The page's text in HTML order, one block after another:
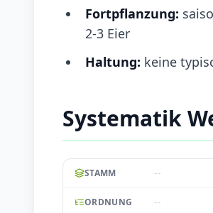
Fortpflanzung:
2-3 Eier
Haltung: keine
Systematik
STAMM --
ORDNUNG --